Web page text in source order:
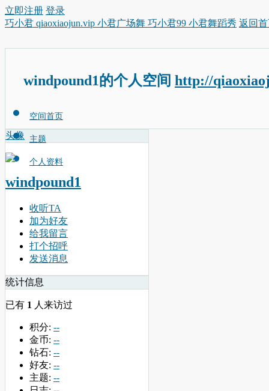
立即注册 登录
巧小君 qiaoxiaojun.vip 小君广场舞 巧小君99 小君舞蹈秀 返回
windpound1的个人空间 http://
空间首页
主题
个人资料
头像
windpound1
收听TA
加为好友
给我留言
打个招呼
发送消息
统计信息
已有 1 人来访过
积分: --
金币: --
钻石: --
好友: --
主题: --